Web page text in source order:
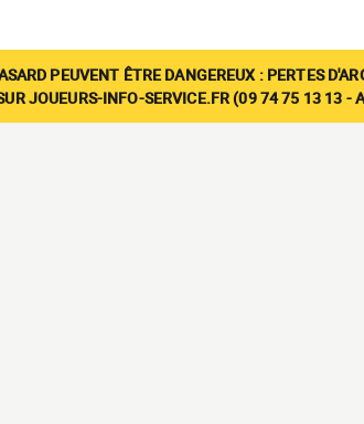
PEUVENT ÊTRE DANGEREUX : PERTES
JOUEURS-INFO-SERVICE.FR (09 74 75 13 13 -